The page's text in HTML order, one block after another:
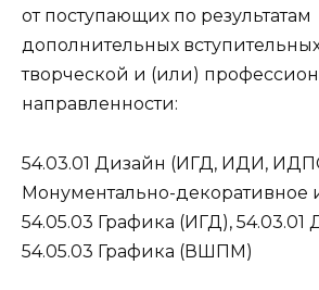
от поступающих по результатам
дополнительных
творческой и (или)
направленности:
54.03.01 Дизайн (ИГД, ИДИ,
Монументально-декоративное
54.05.03 Графика (ИГД),
54.05.03 Графика (ВШПМ)